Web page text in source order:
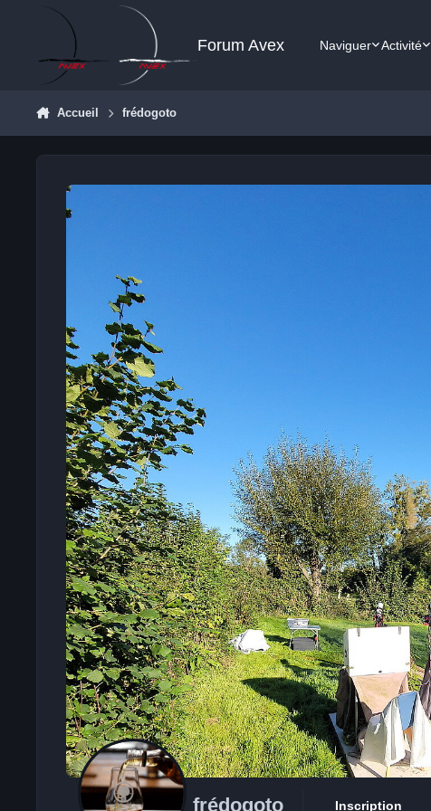
Aller au contenu
Forum Avex Naviguer Activité
Accueil frédogoto
frédogoto
Inscription